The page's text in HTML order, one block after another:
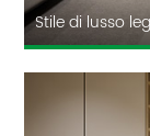
Stile di lusso